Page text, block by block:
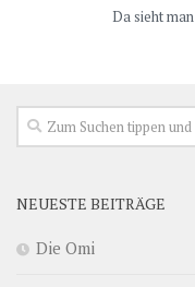
Da sieht
NEUESTE BEITRÄGE
Die Omi